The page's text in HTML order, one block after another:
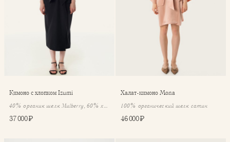
Кимоно с хлопком Izumi
40% органик шелк Mulberry, 60% хлопок
37 000 ₽
Халат-кимоно Mona
100% органический шелк сатин
46 000 ₽